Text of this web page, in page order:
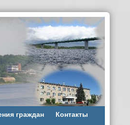
граждан Контакты